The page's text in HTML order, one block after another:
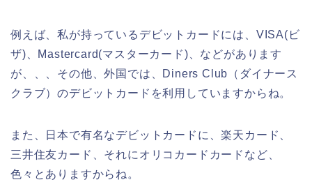
例えば、私が持っているデビットカードには、VISA(ビ
ザ)、Mastercard(マスターカード)、などがあります
が、、、その他、外国では、Diners Club（ダイナース
クラブ）のデビットカードを利用していますからね。
また、日本で有名なデビットカードに、楽天カード、
三井住友カード、それにオリコカードカードなど、
色々とありますからね。